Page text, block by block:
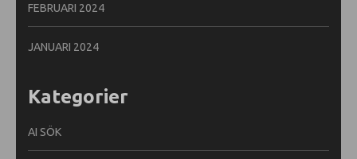
FEBRUARI 2024
JANUARI 2024
Kategorier
AI SÖK